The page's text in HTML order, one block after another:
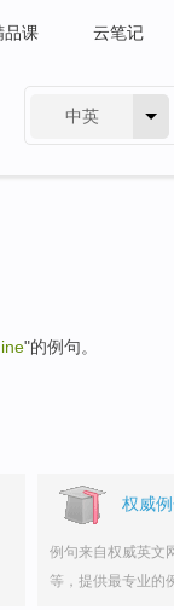
品课 云笔记
中英
"的例句。
权威
例句来自权威英文
等，提供最专业的